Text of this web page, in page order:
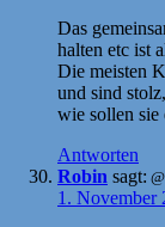
Das
halten etc ist
Die meisten
und sind
wie sollen sie
Antworten
Robin sagt: @
1. November